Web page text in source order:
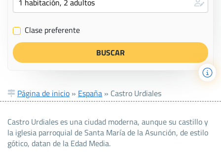
✔ Clase preferente
Página de inicio » España » Castro Urdiales
Castro Urdiales es una ciudad moderna, aunque su castillo y
la iglesia parroquial de Santa María de la Asunción, de estilo
gótico, datan de la Edad Media.